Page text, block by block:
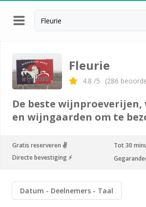
Terug
Wijnproeverij & wijnhuizen
Wijnproeverij & wijnhuizen
Calvados proeverij
Wijnproeverij & wijnhuizen
Wijnproeverij & wijnhuizen Jura
Fleurie
4.8 /5 (286
De beste
en wijngaarden om te
Gratis reserveren ✌️
Tot 30
Directe bevestiging ⚡️
Datum Deelnemers Taal